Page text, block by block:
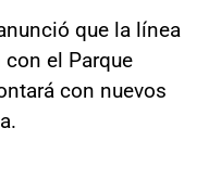
que la línea
con el Parque
con nuevos